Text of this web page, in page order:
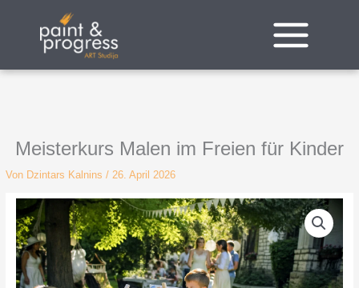
Meisterkurs Malen im Freien für Kinder
Von Dzintars Kalnins / 26. April 2026